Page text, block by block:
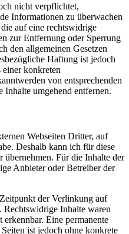
nicht verpflichtet,
Informationen zu überwachen
auf eine rechtswidrige
zur Entfernung oder Sperrung
den allgemeinen Gesetzen
Haftung ist jedoch
konkreten
von entsprechenden
Inhalte umgehend entfernen.
Webseiten Dritter, auf
Deshalb kann ich für diese
übernehmen. Für die Inhalte der
Anbieter oder Betreiber der
der Verlinkung auf
Rechtswidrige Inhalte waren
Eine permanente
ist jedoch ohne konkrete